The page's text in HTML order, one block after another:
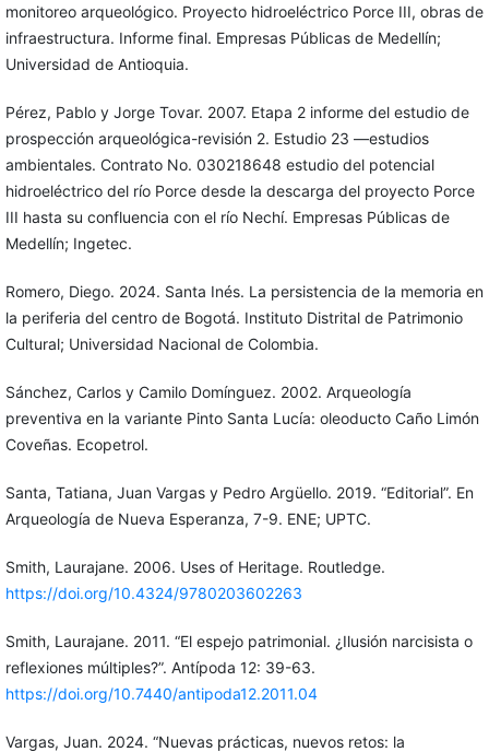
monitoreo arqueológico. Proyecto hidroeléctrico Porce III, obras de
infraestructura. Informe final. Empresas Públicas de Medellín;
Universidad de Antioquia.
Pérez, Pablo y Jorge Tovar. 2007. Etapa 2 informe del estudio de
prospección arqueológica-revisión 2. Estudio 23 —estudios
ambientales. Contrato No. 030218648 estudio del potencial
hidroeléctrico del río Porce desde la descarga del proyecto Porce
III hasta su confluencia con el río Nechí. Empresas Públicas de
Medellín; Ingetec.
Romero, Diego. 2024. Santa Inés. La persistencia de la memoria en
la periferia del centro de Bogotá. Instituto Distrital de Patrimonio
Cultural; Universidad Nacional de Colombia.
Sánchez, Carlos y Camilo Domínguez. 2002. Arqueología
preventiva en la variante Pinto Santa Lucía: oleoducto Caño Limón
Coveñas. Ecopetrol.
Santa, Tatiana, Juan Vargas y Pedro Argüello. 2019. “Editorial”. En
Arqueología de Nueva Esperanza, 7-9. ENE; UPTC.
Smith, Laurajane. 2006. Uses of Heritage. Routledge.
https://doi.org/10.4324/9780203602263
Smith, Laurajane. 2011. “El espejo patrimonial. ¿Ilusión narcisista o
reflexiones múltiples?”. Antípoda 12: 39-63.
https://doi.org/10.7440/antipoda12.2011.04
Vargas, Juan. 2024. “Nuevas prácticas, nuevos retos: la